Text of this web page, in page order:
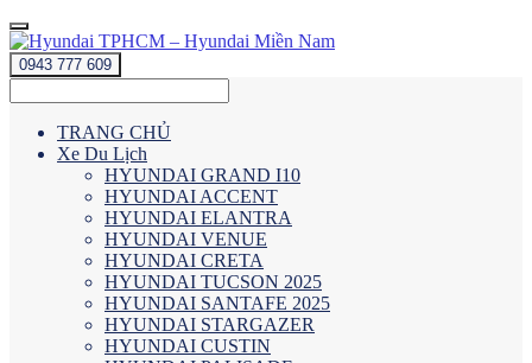
0943 777 609
TRANG CHỦ
Xe Du Lịch
HYUNDAI GRAND I10
HYUNDAI ACCENT
HYUNDAI ELANTRA
HYUNDAI VENUE
HYUNDAI CRETA
HYUNDAI TUCSON 2025
HYUNDAI SANTAFE 2025
HYUNDAI STARGAZER
HYUNDAI CUSTIN